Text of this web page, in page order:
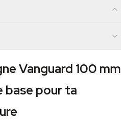
Vanguard 100 mm
base pour ta